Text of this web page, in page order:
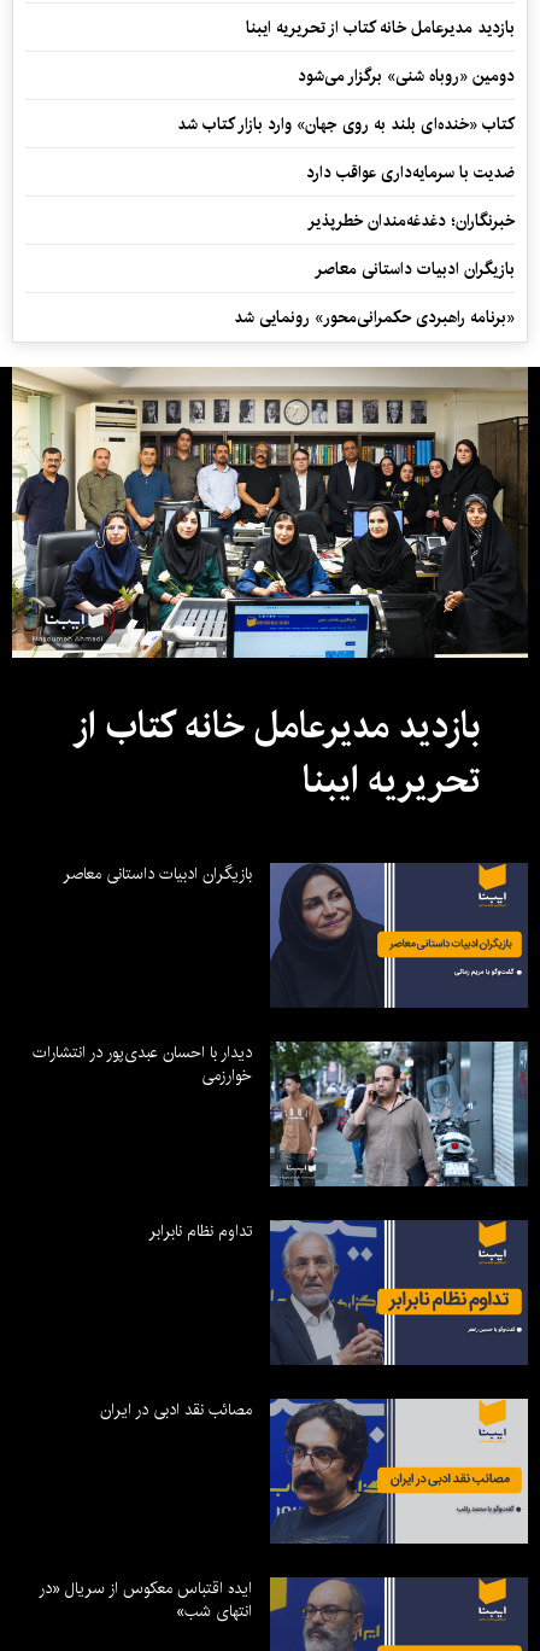
بازدید مدیرعامل خانه کتاب از تحریریه ایبنا
دومین «روباه شنی» برگزار می‌شود
کتاب «خنده‌ای بلند به روی جهان» وارد بازار کتاب شد
ضدیت با سرمایه‌داری عواقب دارد
خبرنگاران؛ دغدغه‌مندان خطرپذیر
بازیگران ادبیات داستانی معاصر
«برنامه راهبردی حکمرانی‌محور» رونمایی شد
بازدید مدیرعامل خانه کتاب از
تحریریه ایبنا
بازیگران ادبیات داستانی معاصر
دیدار با احسان عبدی‌پور در انتشارات
خوارزمی
تداوم نظام نابرابر
مصائب نقد ادبی در ایران
ایده اقتباس معکوس از سریال «در
انتهای شب»